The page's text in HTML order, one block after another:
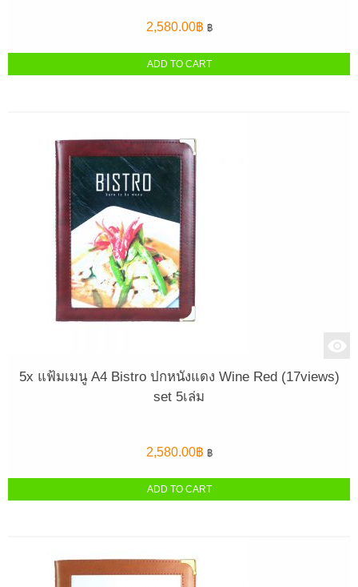
2,580.00฿ ฿
ADD TO CART
5x แฟ้มเมนู A4 Bistro ปกหนังแดง Wine Red (17views)
set 5เล่ม
2,580.00฿ ฿
ADD TO CART